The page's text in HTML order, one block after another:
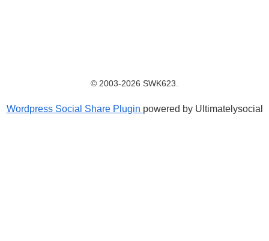
© 2003-2026 SWK623.
Wordpress Social Share Plugin powered by Ultimatelysocial